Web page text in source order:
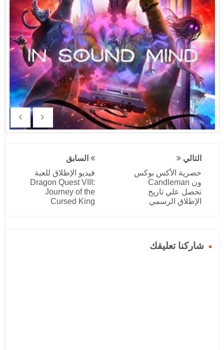
التالي
حصرية الأكس بوكس
ون Candleman
تحصل علي تاريخ
الإطلاق الرسمي
السابق
فيديو الإطلاق للعبة
Dragon Quest VIII:
Journey of the
Cursed King
شاركنا تعليقك